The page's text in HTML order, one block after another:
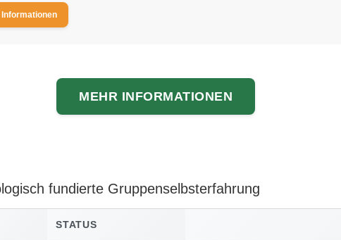
Informationen
MEHR INFORMATIONEN
fundierte Gruppenselbsterfahrung
STATUS